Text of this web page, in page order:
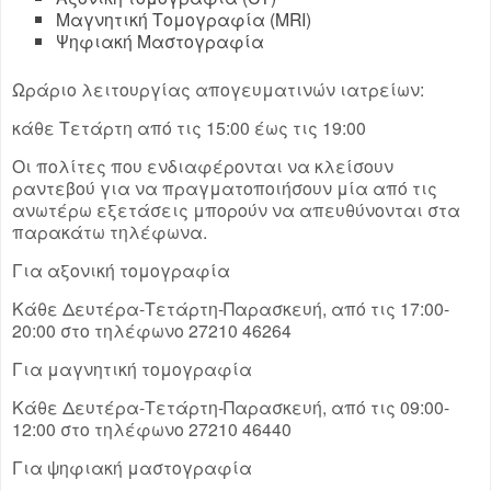
Μαγνητική Τομογραφία (MRI)
Ψηφιακή Μαστογραφία
Ωράριο λειτουργίας απογευματινών ιατρείων:
κάθε Τετάρτη από τις 15:00 έως τις 19:00
Οι πολίτες που ενδιαφέρονται να κλείσουν
ραντεβού για να πραγματοποιήσουν μία από τις
ανωτέρω εξετάσεις μπορούν να απευθύνονται στα
παρακάτω τηλέφωνα.
Για αξονική τομογραφία
Κάθε Δευτέρα-Τετάρτη-Παρασκευή, από τις 17:00-
20:00 στο τηλέφωνο 27210 46264
Για μαγνητική τομογραφία
Κάθε Δευτέρα-Τετάρτη-Παρασκευή, από τις 09:00-
12:00 στο τηλέφωνο 27210 46440
Για ψηφιακή μαστογραφία